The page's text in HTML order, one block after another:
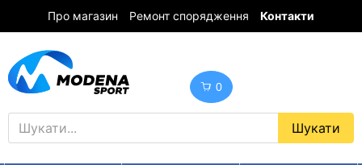
Про магазин Ремонт спорядження Контакти
0